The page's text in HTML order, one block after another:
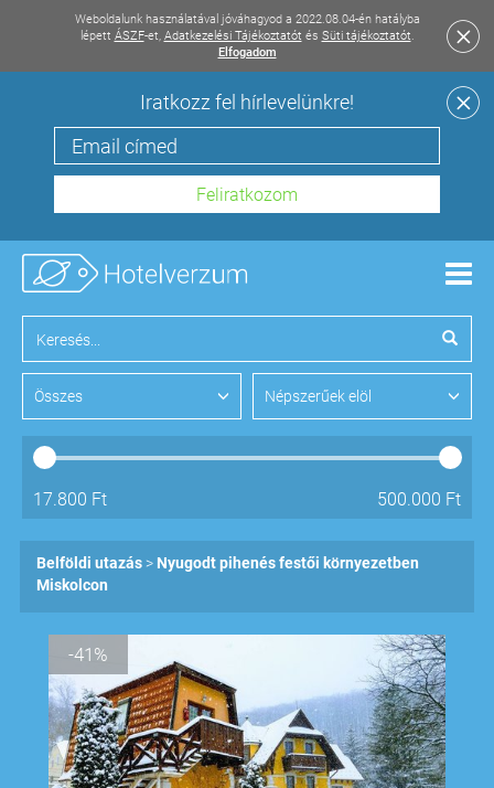
Weboldalunk használatával jóváhagyod a 2022.08.04-én hatályba
lépett ÁSZF-et, Adatkezelési Tájékoztatót és Süti tájékoztatót.
Elfogadom
Iratkozz fel hírlevelünkre!
Összes Népszerűek elöl
17.800 Ft 500.000 Ft
Belföldi utazás
Nyugodt pihenés festői környezetben
Miskolcon
-41%